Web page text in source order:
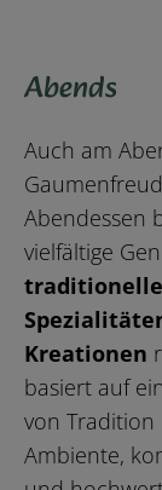
Abends
Auch am
Abendessen
vielfältige
Kreationen
basiert auf
von Tradition
Ambiente,